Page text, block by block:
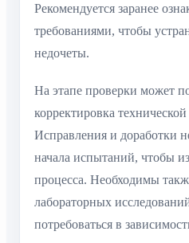
Рекомендуется заранее
требованиями, чтобы
недочеты.
На этапе проверки может
корректировка
Исправления и доработки
начала испытаний, чтобы
процесса. Необходимы
лабораторных
потребоваться в